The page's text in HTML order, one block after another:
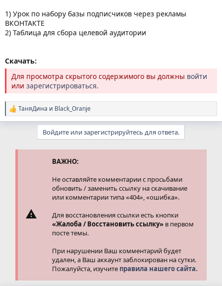
1) Урок по набору базы подписчиков через рекламы
ВКОНТАКТЕ
2) Таблица для сбора целевой аудитории
Скачать:
Для просмотра скрытого содержимого вы должны войти
или зарегистрироваться.
Р
е
ТаняДина и Black_Oranje
Войдите или зарегистрируйтесь для ответа.
ВАЖНО:
Не оставляйте комментарии с просьбами
обновить / заменить ссылку на скачивание
или комментарии типа «404», «ошибка».
Для восстановления ссылки есть кнопки
«Жалоба / Восстановить ссылку» в первом
посте темы.
При нарушении Ваш комментарий будет
удален, а Ваш аккаунт заблокирован на сутки.
Пожалуйста, изучите правила нашего сайта.